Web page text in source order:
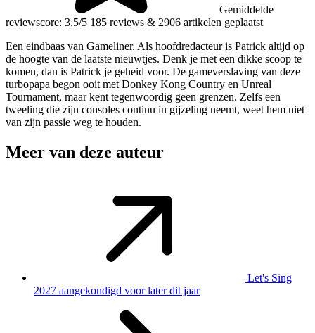
Gemiddelde
reviewscore: 3,5/5 185 reviews & 2906 artikelen geplaatst
Een eindbaas van Gameliner. Als hoofdredacteur is Patrick altijd op
de hoogte van de laatste nieuwtjes. Denk je met een dikke scoop te
komen, dan is Patrick je geheid voor. De gameverslaving van deze
turbopapa begon ooit met Donkey Kong Country en Unreal
Tournament, maar kent tegenwoordig geen grenzen. Zelfs een
tweeling die zijn consoles continu in gijzeling neemt, weet hem niet
van zijn passie weg te houden.
Meer van deze auteur
Let's Sing
2027 aangekondigd voor later dit jaar